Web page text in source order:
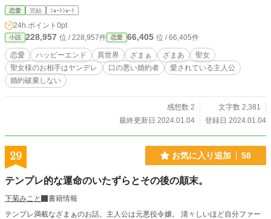
恋愛 完結 ｼｮｰﾄｼｮｰﾄ
24h.ポイント 0pt
小説 228,957 位 / 228,957件 恋愛 66,405 位 / 66,405件
恋愛 ハッピーエンド 異世界 ざまぁ ざまあ
聖女
聖女様のお相手はヤンデレ
口の悪い婚約者
愛されている主人公
婚約破棄しない
感想数 2
文字数 2,381
最終更新日 2024.01.04
登録日 2024.01.04
29 お気に入り追加 58
テンプレ的な運命のいたずらとその後の顛末。
下菊みこと
書籍情報
テンプレ満載なざまぁのお話。主人公は元悪役令嬢。 清々しいほど自分ファー